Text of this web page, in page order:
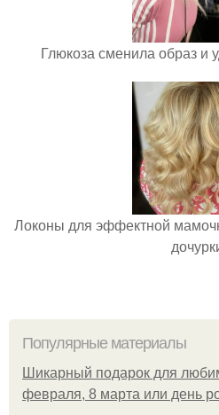
Глюкоза сменила образ и
Локоны для эффектной
Популярные материалы
Шикарный подарок для
февраля, 8 марта или день